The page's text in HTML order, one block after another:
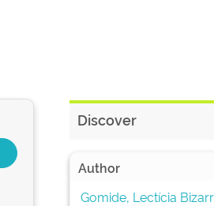
Discover
Author
Gomide, Lectícia